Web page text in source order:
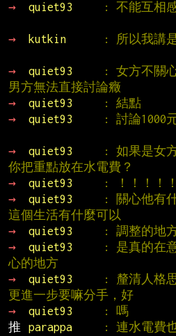
→
quiet93
: 不能互相
→
kutkin
: 所以我講
→
quiet93
: 女方不關
男方無法直接討論癥
→
quiet93 : 結點
→
quiet93
: 討論1000
→
quiet93
: 如果是女
你把重點放在水電費？
→
quiet93 : ！！！！！
→
quiet93
: 關心他有
這個生活有什麼可以
→
quiet93 : 調整的地
→
quiet93
: 是真的在
心的地方
→
quiet93
: 釐清人格
更進一步要嘛分手，好
→
quiet93 : 嗎
推
parappa
: 連水電費